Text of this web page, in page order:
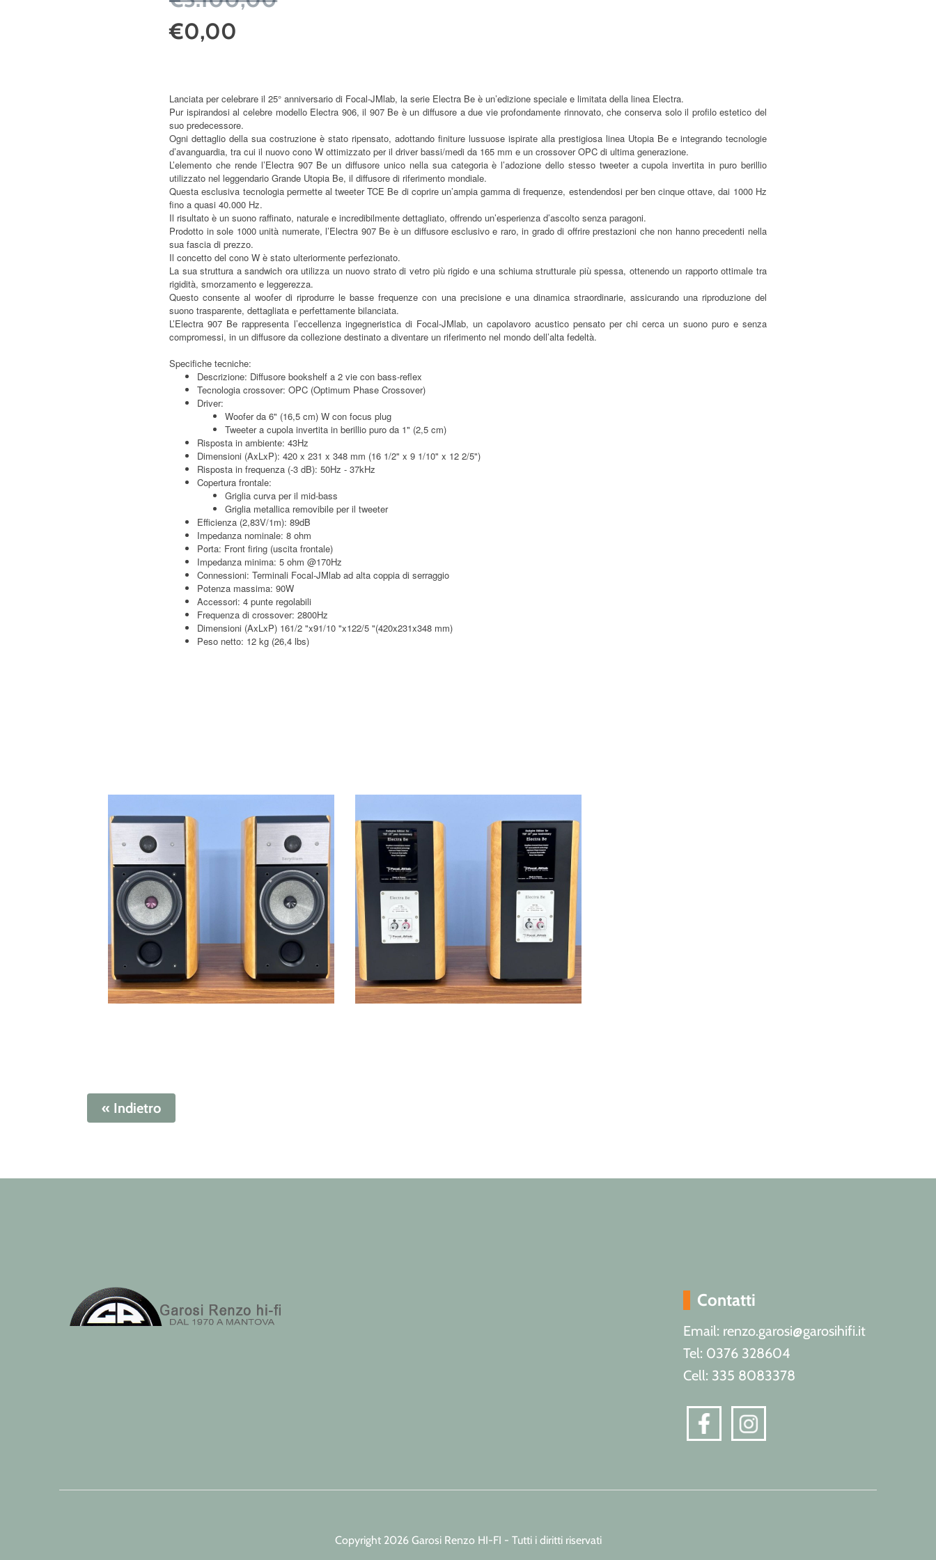
€0,00
Lanciata per celebrare il 25° anniversario di Focal-JMlab, la serie Electra Be è un’edizione speciale e limitata della linea Electra.
Pur ispirandosi al celebre modello Electra 906, il 907 Be è un diffusore a due vie profondamente rinnovato, che conserva solo il profilo estetico del
suo predecessore.
Ogni dettaglio della sua costruzione è stato ripensato, adottando finiture lussuose ispirate alla prestigiosa linea Utopia Be e integrando tecnologie
d’avanguardia, tra cui il nuovo cono W ottimizzato per il driver bassi/medi da 165 mm e un crossover OPC di ultima generazione.
L’elemento che rende l’Electra 907 Be un diffusore unico nella sua categoria è l’adozione dello stesso tweeter a cupola invertita in puro berillio
utilizzato nel leggendario Grande Utopia Be, il diffusore di riferimento mondiale.
Questa esclusiva tecnologia permette al tweeter TCE Be di coprire un’ampia gamma di frequenze, estendendosi per ben cinque ottave, dai 1000 Hz
fino a quasi 40.000 Hz.
Il risultato è un suono raffinato, naturale e incredibilmente dettagliato, offrendo un’esperienza d’ascolto senza paragoni.
Prodotto in sole 1000 unità numerate, l’Electra 907 Be è un diffusore esclusivo e raro, in grado di offrire prestazioni che non hanno precedenti nella
sua fascia di prezzo.
Il concetto del cono W è stato ulteriormente perfezionato.
La sua struttura a sandwich ora utilizza un nuovo strato di vetro più rigido e una schiuma strutturale più spessa, ottenendo un rapporto ottimale tra
rigidità, smorzamento e leggerezza.
Questo consente al woofer di riprodurre le basse frequenze con una precisione e una dinamica straordinarie, assicurando una riproduzione del
suono trasparente, dettagliata e perfettamente bilanciata.
L’Electra 907 Be rappresenta l’eccellenza ingegneristica di Focal-JMlab, un capolavoro acustico pensato per chi cerca un suono puro e senza
compromessi, in un diffusore da collezione destinato a diventare un riferimento nel mondo dell’alta fedeltà.
Specifiche tecniche:
Descrizione: Diffusore bookshelf a 2 vie con bass-reflex
Tecnologia crossover: OPC (Optimum Phase Crossover)
Driver:
Woofer da 6" (16,5 cm) W con focus plug
Tweeter a cupola invertita in berillio puro da 1" (2,5 cm)
Risposta in ambiente: 43Hz
Dimensioni (AxLxP): 420 x 231 x 348 mm (16 1/2" x 9 1/10" x 12 2/5")
Risposta in frequenza (-3 dB): 50Hz - 37kHz
Copertura frontale:
Griglia curva per il mid-bass
Griglia metallica removibile per il tweeter
Efficienza (2,83V/1m): 89dB
Impedanza nominale: 8 ohm
Porta: Front firing (uscita frontale)
Impedanza minima: 5 ohm @170Hz
Connessioni: Terminali Focal-JMlab ad alta coppia di serraggio
Potenza massima: 90W
Accessori: 4 punte regolabili
Frequenza di crossover: 2800Hz
Dimensioni (AxLxP) 161/2 "x91/10 "x122/5 "(420x231x348 mm)
Peso netto: 12 kg (26,4 lbs)
« Indietro
Contatti
Email: renzo.garosi@garosihifi.it
Tel: 0376 328604
Cell: 335 8083378
Copyright 2026 Garosi Renzo HI-FI - Tutti i diritti riservati